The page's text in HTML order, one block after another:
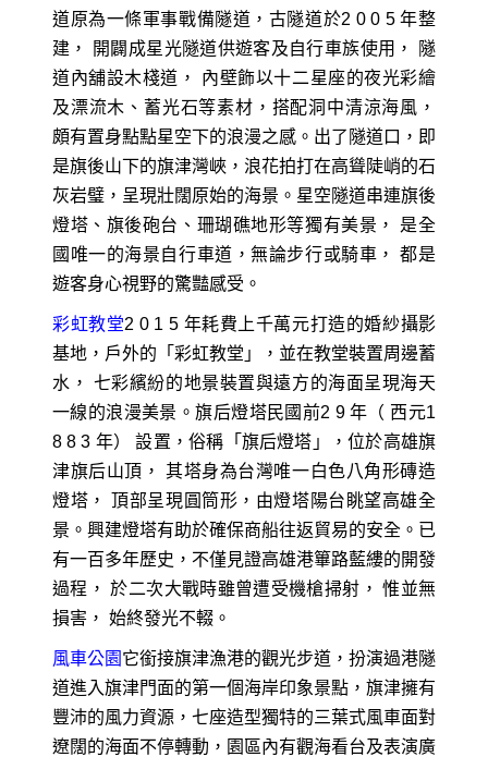
道原為一條軍事戰備隧道，古隧道於2 0 0 5 年整
建， 開闢成星光隧道供遊客及自行車族使用， 隧
道內舖設木棧道， 內壁飾以十二星座的夜光彩繪
及漂流木、蓄光石等素材，搭配洞中清涼海風，
頗有置身點點星空下的浪漫之感。出了隧道口，即
是旗後山下的旗津灣峽，浪花拍打在高聳陡峭的石
灰岩璧，呈現壯闊原始的海景。星空隧道串連旗後
燈塔、旗後砲台、珊瑚礁地形等獨有美景， 是全
國唯一的海景自行車道，無論步行或騎車， 都是
遊客身心視野的驚豔感受。
彩虹教堂2 0 1 5 年耗費上千萬元打造的婚紗攝影
基地，戶外的「彩虹教堂」，並在教堂裝置周邊蓄
水， 七彩繽紛的地景裝置與遠方的海面呈現海天
一線的浪漫美景。旗后燈塔民國前2 9 年（ 西元1
8 8 3 年） 設置，俗稱「旗后燈塔」，位於高雄旗
津旗后山頂， 其塔身為台灣唯一白色八角形磚造
燈塔， 頂部呈現圓筒形，由燈塔陽台眺望高雄全
景。興建燈塔有助於確保商船往返貿易的安全。已
有一百多年歷史，不僅見證高雄港篳路藍縷的開發
過程， 於二次大戰時雖曾遭受機槍掃射， 惟並無
損害， 始終發光不輟。
風車公園 它銜接旗津漁港的觀光步道，扮演過港隧
道進入旗津門面的第一個海岸印象景點，旗津擁有
豐沛的風力資源，七座造型獨特的三葉式風車面對
遼闊的海面不停轉動，園區內有觀海看台及表演廣